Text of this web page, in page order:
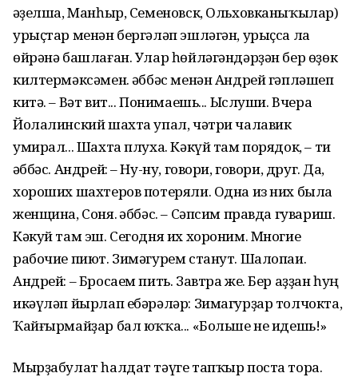
Ғәҙелша, Манһыр, Семеновск, Ольховканыҡылар)
урыҫтар менән бергәләп эшләгән, урыҫса ла
өйрәнә башлаған. Улар һөйләгәндәрҙән бер өҙөк
килтермәксәмен. Ғәббәс менән Андрей гәпләшеп
китә. – Вәт вит... Понимаешь... Ыслуши. Вчера
Йолалинский шахта упал, чәтри чалавик
умирал... Шахта плуха. Кәкүй там порядок, – ти
Ғәббәс. Андрей: – Ну-ну, говори, говори, друг. Да,
хороших шахтеров потеряли. Одна из них была
женщина, Соня. Ғәббәс. – Сәпсим правда гувариш.
Кәкуй там эш. Сегодня их хороним. Многие
рабочие пиют. Зимәгурем станут. Шалопаи.
Андрей: – Бросаем пить. Завтра же. Бер аҙҙан һуң
икәүләп йырлап ебәрәләр: Зимагурҙар толчокта,
Ҡайғырмайҙар бал юҡҡа... «Больше не идешь!»
Мырҙабулат һалдат тәүге тапҡыр поста тора.